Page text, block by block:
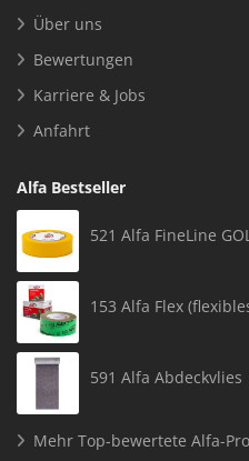
Über uns
Bewertungen
Karriere & Jobs
Anfahrt
Alfa Bestseller
521 Alfa FineLine
153 Alfa Flex
591 Alfa Abdeckvlies
Mehr Top-bewertete Alfa-